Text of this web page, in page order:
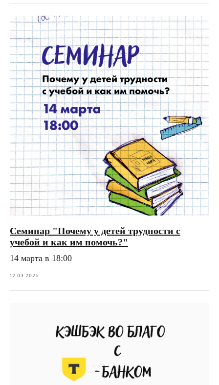
Семинар "Почему у детей трудности с
учебой и как им помочь?"
14 марта в 18:00
12.03.2025